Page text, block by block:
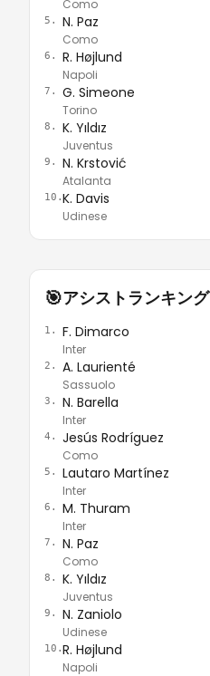
Como
5. N. Paz
Como
6. R. Højlund
Napoli
7. G. Simeone
Torino
8. K. Yıldız
Juventus
9. N. Krstović
Atalanta
10.K. Davis
Udinese
🎯アシストランキング
1. F. Dimarco
Inter
2. A. Laurienté
Sassuolo
3. N. Barella
Inter
4. Jesús Rodríguez
Como
5. Lautaro Martínez
Inter
6. M. Thuram
Inter
7. N. Paz
Como
8. K. Yıldız
Juventus
9. N. Zaniolo
Udinese
10.R. Højlund
Napoli